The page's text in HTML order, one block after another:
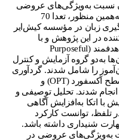
نسبت به‌ویژگی‌های عروضی
بر روی مهارت شنیداری آنان می‌پردازد. به‌همین منظور، تعدا 70
زبان در مؤسسه کیش‌ایر
در این پژوهش و با
(
Purposeful
به‌دو گروه آزمایش و کنترل
و هر کدام از گروه‌‌ها 35 ‌زبان‌آموز را شامل شدند. گردآوری
آکسفورد (OPT) و
شدند. تحلیل توصیفی و
با اتکا به‌افزایش آگاهی
توانست کارکرد
شنیداری داشته باشد.
به‌ویژگی‌های عروضی در